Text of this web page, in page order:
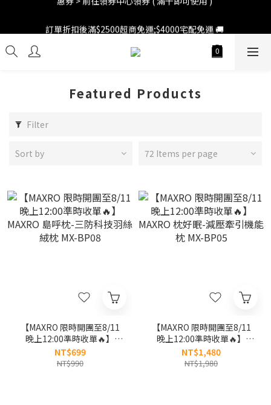
訂單折扣後滿$2500超商免運;$4000宅配免運 🚚
Featured Products
Filter
Sort by 72 Items per page
【MAXRO 限時開團至8/11
晚上12:00準時收單🔥】
MAXRO 島呼枕-三防科技羽
絲絨枕 MX-BP08
NT$699
NT$990
【MAXRO 限時開團至8/11
晚上12:00準時收單🔥】
MAXRO 枕好眠-減壓牽引機
能枕 MX-BP05
NT$1,480
NT$1,980